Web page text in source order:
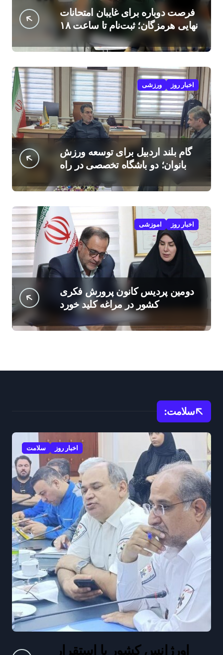
فرصت دوباره برای غایبان امتحانات
نهایی هرمزگان؛ ثبت‌نام تا ساعت ۱۸
امروز
اخبار روز ورزشی
گام بلند اردبیل برای توسعه ورزش
بانوان؛ دو باشگاه تخصصی در راه
است
اخبار روز اموزشی
دومین پردیس کانون پرورش فکری
کشور در مراغه کلید خورد
سلامت:
اخبار روز سلامت
اورژانس کشور با استقرار